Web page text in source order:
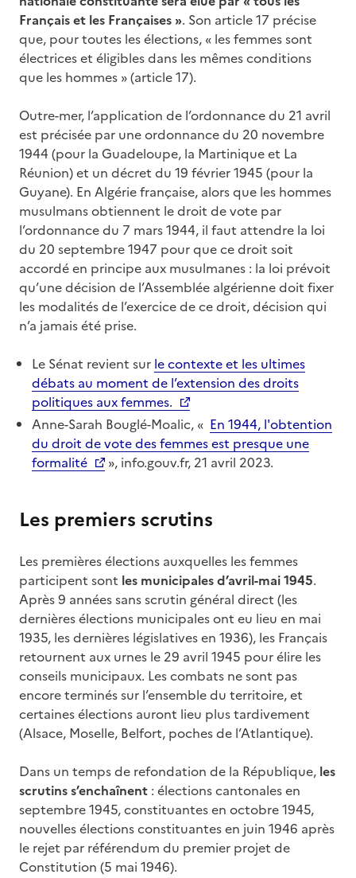
Français et les Françaises ». Son article 17 précise
que, pour toutes les élections, « les femmes sont
électrices et éligibles dans les mêmes conditions
que les hommes » (article 17).
Outre-mer, l’application de l’ordonnance du 21 avril
est précisée par une ordonnance du 20 novembre
1944 (pour la Guadeloupe, la Martinique et La
Réunion) et un décret du 19 février 1945 (pour la
Guyane). En Algérie française, alors que les hommes
musulmans obtiennent le droit de vote par
l’ordonnance du 7 mars 1944, il faut attendre la loi
du 20 septembre 1947 pour que ce droit soit
accordé en principe aux musulmanes : la loi prévoit
qu’une décision de l’Assemblée algérienne doit fixer
les modalités de l’exercice de ce droit, décision qui
n’a jamais été prise.
Le Sénat revient sur le contexte et les ultimes
débats au moment de l’extension des droits
politiques aux femmes.
Anne-Sarah Bouglé-Moalic, « En 1944, l'obtention
du droit de vote des femmes est presque une
formalité
», info.gouv.fr, 21 avril 2023.
Les premiers scrutins
Les premières élections auxquelles les femmes
participent sont les municipales d’avril-mai 1945.
Après 9 années sans scrutin général direct (les
dernières élections municipales ont eu lieu en mai
1935, les dernières législatives en 1936), les Français
retournent aux urnes le 29 avril 1945 pour élire les
conseils municipaux. Les combats ne sont pas
encore terminés sur l’ensemble du territoire, et
certaines élections auront lieu plus tardivement
(Alsace, Moselle, Belfort, poches de l’Atlantique).
Dans un temps de refondation de la République, les
scrutins s’enchaînent : élections cantonales en
septembre 1945, constituantes en octobre 1945,
nouvelles élections constituantes en juin 1946 après
le rejet par référendum du premier projet de
Constitution (5 mai 1946).